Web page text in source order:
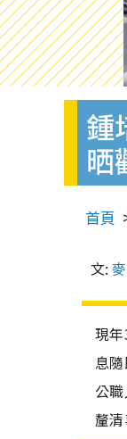
鍾
晒
首頁
文:
現
息
公
釐